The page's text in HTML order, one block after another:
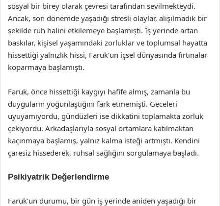
sosyal bir birey olarak çevresi tarafından sevilmekteydi.
Ancak, son dönemde yaşadığı stresli olaylar, alışılmadık bir
şekilde ruh halini etkilemeye başlamıştı. İş yerinde artan
baskılar, kişisel yaşamındaki zorluklar ve toplumsal hayatta
hissettiği yalnızlık hissi, Faruk’un içsel dünyasında fırtınalar
koparmaya başlamıştı.
Faruk, önce hissettiği kaygıyı hafife almış, zamanla bu
duyguların yoğunlaştığını fark etmemişti. Geceleri
uyuyamıyordu, gündüzleri ise dikkatini toplamakta zorluk
çekiyordu. Arkadaşlarıyla sosyal ortamlara katılmaktan
kaçınmaya başlamış, yalnız kalma isteği artmıştı. Kendini
çaresiz hissederek, ruhsal sağlığını sorgulamaya başladı.
Psikiyatrik Değerlendirme
Faruk’un durumu, bir gün iş yerinde aniden yaşadığı bir